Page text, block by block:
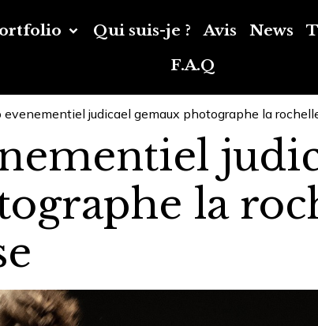
Qui suis-je ? Avis News
F.A.Q
evenementiel judicael gemaux photographe la
la